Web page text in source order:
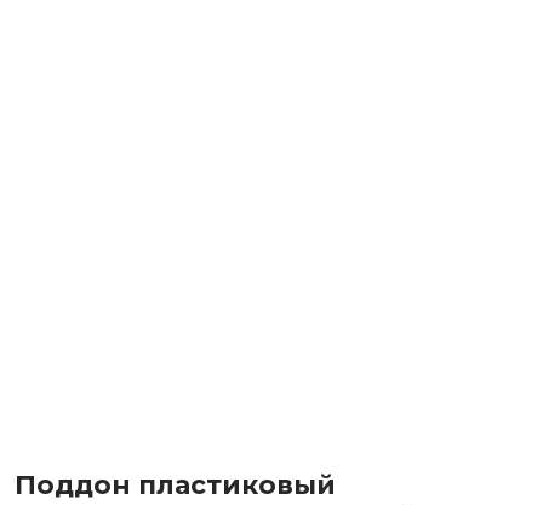
Поддон пластиковый